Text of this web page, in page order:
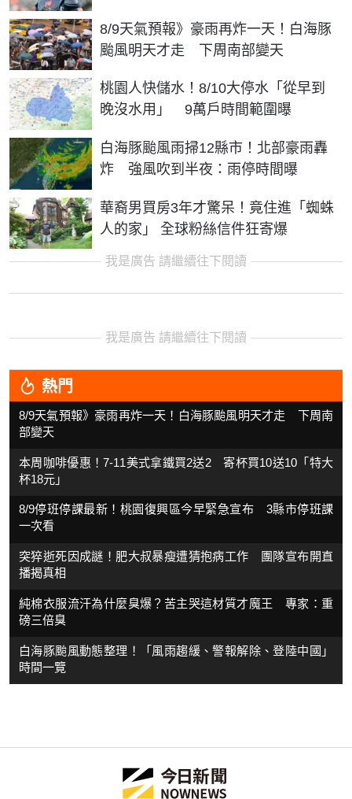
8/9天氣預報》豪雨再炸一天！白海豚
颱風明天才走 下周南部變天
桃園人快儲水！8/10大停水「從早到
晚沒水用」 9萬戶時間範圍曝
白海豚颱風雨掃12縣市！北部豪雨轟
炸 強風吹到半夜：雨停時間曝
華裔男買房3年才驚呆！竟住進「蜘蛛
人的家」 全球粉絲信件狂寄爆
我是廣告 請繼續往下閱讀
我是廣告 請繼續往下閱讀
熱門
8/9天氣預報》豪雨再炸一天！白海豚颱風明天才走 下周南
部變天
本周咖啡優惠！7-11美式拿鐵買2送2 寄杯買10送10「特大
杯18元」
8/9停班停課最新！桃園復興區今早緊急宣布 3縣市停班課
一次看
突猝逝死因成謎！肥大叔暴瘦遭猜抱病工作 團隊宣布開直
播揭真相
純棉衣服流汗為什麼臭爆？苦主哭這材質才魔王 專家：重
磅三倍臭
白海豚颱風動態整理！「風雨趨緩、警報解除、登陸中國」
時間一覽